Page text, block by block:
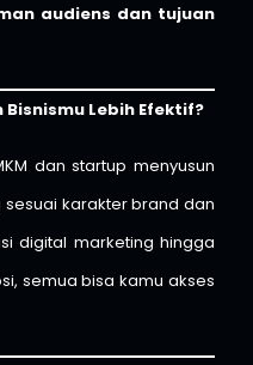
audiens dan tujuan
Lebih Efektif?
dan startup menyusun
karakter brand dan
digital marketing hingga
semua bisa kamu akses